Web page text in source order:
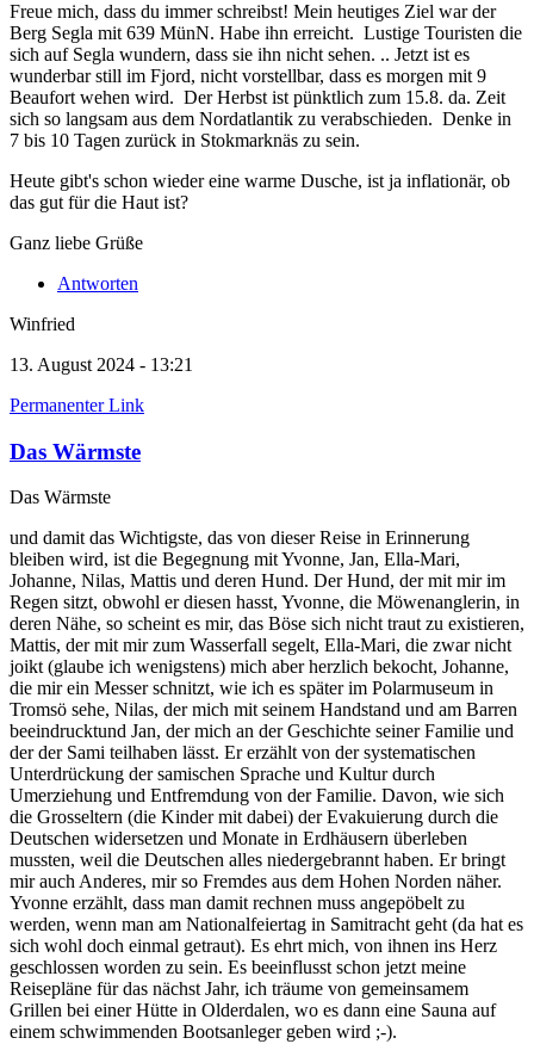
Freue mich, dass du immer schreibst! Mein heutiges Ziel war der
Berg Segla mit 639 MünN. Habe ihn erreicht. Lustige Touristen die
sich auf Segla wundern, dass sie ihn nicht sehen. .. Jetzt ist es
wunderbar still im Fjord, nicht vorstellbar, dass es morgen mit 9
Beaufort wehen wird. Der Herbst ist pünktlich zum 15.8. da. Zeit
sich so langsam aus dem Nordatlantik zu verabschieden. Denke in
7 bis 10 Tagen zurück in Stokmarknäs zu sein.
Heute gibt's schon wieder eine warme Dusche, ist ja inflationär, ob
das gut für die Haut ist?
Ganz liebe Grüße
Antworten
Winfried
13. August 2024 - 13:21
Permanenter Link
Das Wärmste
Das Wärmste
und damit das Wichtigste, das von dieser Reise in Erinnerung
bleiben wird, ist die Begegnung mit Yvonne, Jan, Ella-Mari,
Johanne, Nilas, Mattis und deren Hund. Der Hund, der mit mir im
Regen sitzt, obwohl er diesen hasst, Yvonne, die Möwenanglerin, in
deren Nähe, so scheint es mir, das Böse sich nicht traut zu existieren,
Mattis, der mit mir zum Wasserfall segelt, Ella-Mari, die zwar nicht
joikt (glaube ich wenigstens) mich aber herzlich bekocht, Johanne,
die mir ein Messer schnitzt, wie ich es später im Polarmuseum in
Tromsö sehe, Nilas, der mich mit seinem Handstand und am Barren
beeindrucktund Jan, der mich an der Geschichte seiner Familie und
der der Sami teilhaben lässt. Er erzählt von der systematischen
Unterdrückung der samischen Sprache und Kultur durch
Umerziehung und Entfremdung von der Familie. Davon, wie sich
die Grosseltern (die Kinder mit dabei) der Evakuierung durch die
Deutschen widersetzen und Monate in Erdhäusern überleben
mussten, weil die Deutschen alles niedergebrannt haben. Er bringt
mir auch Anderes, mir so Fremdes aus dem Hohen Norden näher.
Yvonne erzählt, dass man damit rechnen muss angepöbelt zu
werden, wenn man am Nationalfeiertag in Samitracht geht (da hat es
sich wohl doch einmal getraut). Es ehrt mich, von ihnen ins Herz
geschlossen worden zu sein. Es beeinflusst schon jetzt meine
Reisepläne für das nächst Jahr, ich träume von gemeinsamem
Grillen bei einer Hütte in Olderdalen, wo es dann eine Sauna auf
einem schwimmenden Bootsanleger geben wird ;-).